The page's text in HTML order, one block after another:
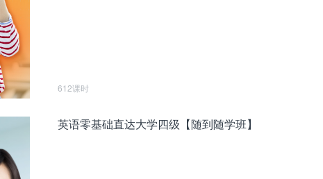
612课时
英语零基础直达大学四级【随到随学班】